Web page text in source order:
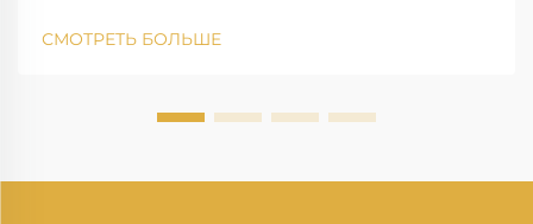
СМОТРЕТЬ БОЛЬШЕ